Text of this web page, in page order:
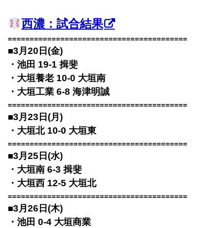
西濃：試合結果
=========================================
■3月20日(金)
・池田 19-1 揖斐
・大垣養老 10-0 大垣南
・大垣工業 6-8 海津明誠
=========================================
■3月23日(月)
・大垣北 10-0 大垣東
=========================================
■3月25日(水)
・大垣南 6-3 揖斐
・大垣西 12-5 大垣北
=========================================
■3月26日(木)
・池田 0-4 大垣商業